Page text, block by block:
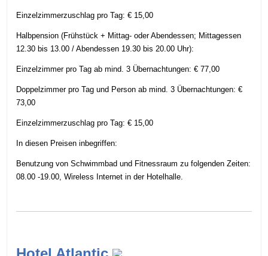
Einzelzimmerzuschlag pro Tag: € 15,00
Halbpension (Frühstück + Mittag- oder Abendessen; Mittagessen
12.30 bis 13.00 / Abendessen 19.30 bis 20.00 Uhr):
Einzelzimmer pro Tag ab mind. 3 Übernachtungen: € 77,00
Doppelzimmer pro Tag und Person ab mind. 3 Übernachtungen: €
73,00
Einzelzimmerzuschlag pro Tag: € 15,00
In diesen Preisen inbegriffen:
Benutzung von Schwimmbad und Fitnessraum zu folgenden Zeiten:
08.00 -19.00, Wireless Internet in der Hotelhalle.